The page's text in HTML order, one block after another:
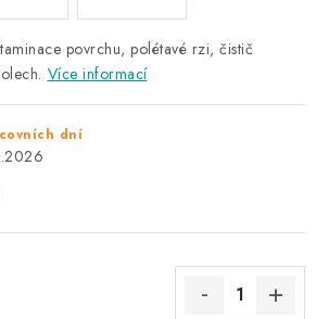
povrchu, polétavé rzi, čistič
Více informací
dní